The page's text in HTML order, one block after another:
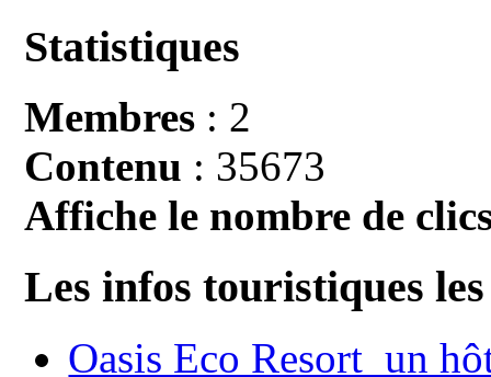
Statistiques
Membres : 2
Contenu : 35673
Affiche le nombre de
Les infos touristiques
Oasis Eco Resort un